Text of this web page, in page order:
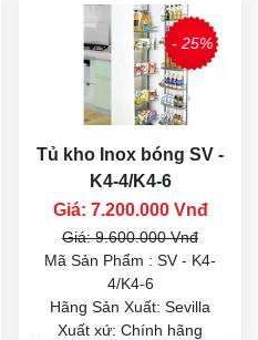
- 25%
Tủ kho Inox bóng SV -
K4-4/K4-6
Giá: 7.200.000 Vnđ
Giá: 9.600.000 Vnđ
Mã Sản Phẩm : SV - K4-
4/K4-6
Hãng Sản Xuất: Sevilla
Xuất xứ: Chính hãng